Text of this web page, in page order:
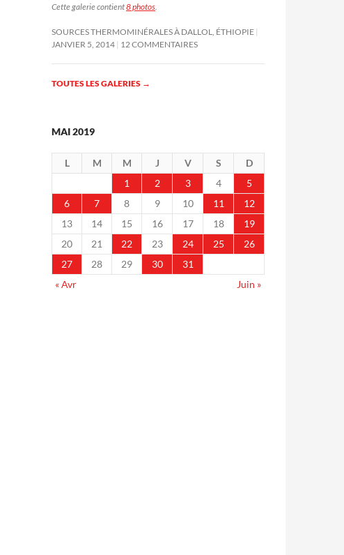
Cette galerie contient8 photos
SOURCES THERMOMINÉRALES À DALLOL, ÉTHIOPIE
JANVIER 5, 2014 12 COMMENTAIRES
TOUTES LES GALERIES →
MAI 2019
L M M J V S
D
1
2 3 4
5
6
7 8 9 10 11
12
13
14 15 16 17 18
19
20
21 22 23 24 25
26
27
28 29 30
31
« Avr
Juin »